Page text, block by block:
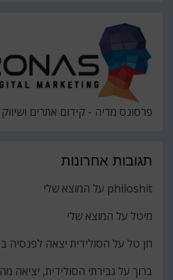
פרסונס מדיה - קידום אתרים ושיווק
תגובות אחרונות
philoshit על המוצא שלי
מיטל על המוצא שלי
חן טל על הסולידית יצאה לפנסיה בגיל 30? הנה
ברוך על גבירתי הסולידית, יציאה